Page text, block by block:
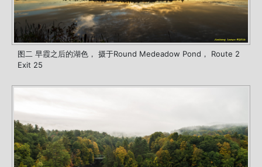
图二 早霞之后的湖色， 摄于Round Medeadow Pond， Route 2
Exit 25